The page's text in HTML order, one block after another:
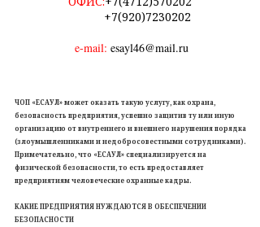
+7(920)7230202
e-mail:esayl46@mail.ru
ЧОП «ЕСАУЛ» может оказать такую услугу, как охрана,
безопасность предприятия, успешно защитив ту или иную
организацию от внутреннего и внешнего нарушения порядка
(злоумышленниками и недобросовестными сотрудниками).
Примечательно, что «ЕСАУЛ» специализируется на
физической безопасности, то есть предоставляет
предприятиям человеческие охранные кадры.
КАКИЕ ПРЕДПРИЯТИЯ НУЖДАЮТСЯ В ОБЕСПЕЧЕНИИ
БЕЗОПАСНОСТИ